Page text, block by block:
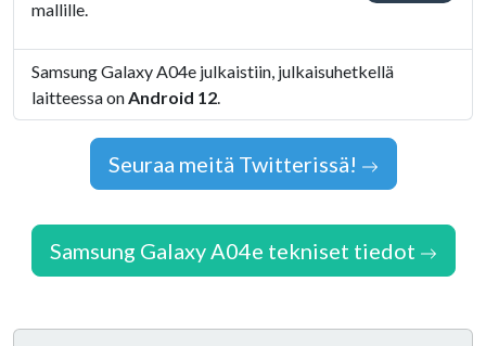
mallille.
Samsung Galaxy A04e julkaistiin, julkaisuhetkellä
laitteessa onAndroid 12.
Seuraa meitä Twitterissä!
Samsung Galaxy A04e tekniset tiedot